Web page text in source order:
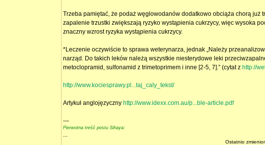
Trzeba pamiętać, że podaż węglowodanów dodatkowo obciąża chorą już
zapalenie trzustki zwiększają ryzyko wystąpienia cukrzycy, więc wysoka
znaczny wzrost ryzyka wystąpienia cukrzycy.
*Leczenie oczywiście to sprawa weterynarza, jednak „Należy
narząd. Do takich leków należą wszystkie niesterydowe leki
metoclopramid, sulfonamid z trimetoprimem i inne [2-5, 7].” (cytat z http://
http://www.kociesprawy.pl...taj_caly_tekst/
Artykuł anglojęzyczny http://www.idexx.com.au/p...ble-article.pdf
---
Pierwotna treść postu Sihaya:
...
Ostatnio